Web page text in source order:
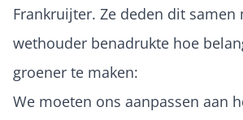
Frankruijter. Ze deden dit
wethouder benadrukte hoe
groener te maken:
We moeten ons aanpassen aan